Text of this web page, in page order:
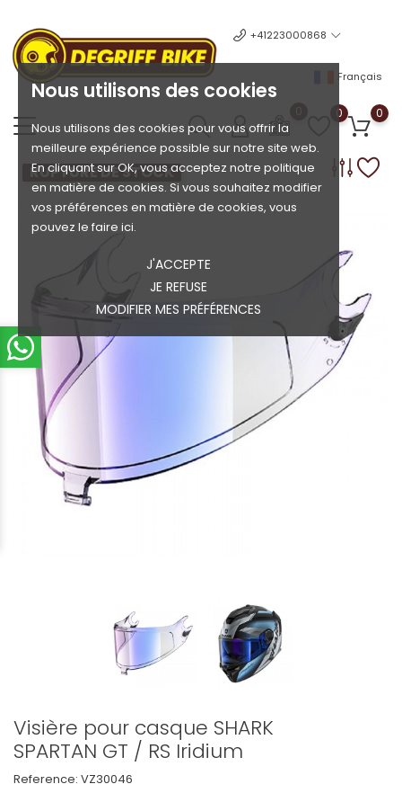
Nous utilisons des cookies
Nous utilisons des cookies pour vous offrir la
meilleure expérience possible sur notre site web.
En cliquant sur OK, vous acceptez notre politique
en matière de cookies. Si vous souhaitez modifier
vos préférences en matière de cookies, vous
pouvez le faire ici.
J'ACCEPTE
JE REFUSE
MODIFIER MES PRÉFÉRENCES
+41223000868
Français
0 0
RUPTURE DE STOCK
Visière pour casque SHARK
SPARTAN GT / RS Iridium
Reference: VZ30046